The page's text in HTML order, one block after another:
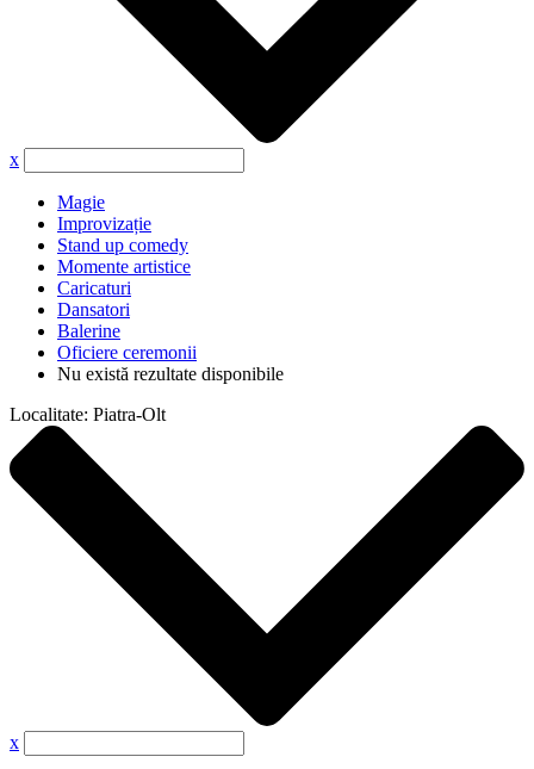
x
Magie
Improvizație
Stand up comedy
Momente artistice
Caricaturi
Dansatori
Balerine
Oficiere ceremonii
Nu există rezultate disponibile
Localitate: Piatra-Olt
x